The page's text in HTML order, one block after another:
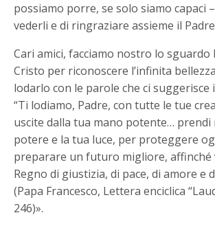
possiamo porre, se solo siamo capaci
vederli e di ringraziare assieme il
Cari amici, facciamo nostro lo sguardo
Cristo per riconoscere l’infinita
lodarlo con le parole che ci suggerisce
“Ti lodiamo, Padre, con tutte le tue
uscite dalla tua mano potente… prendi
potere e la tua luce, per proteggere
preparare un futuro migliore, affinché
Regno di giustizia, di pace, di amore e
(Papa Francesco, Lettera enciclica
246)».